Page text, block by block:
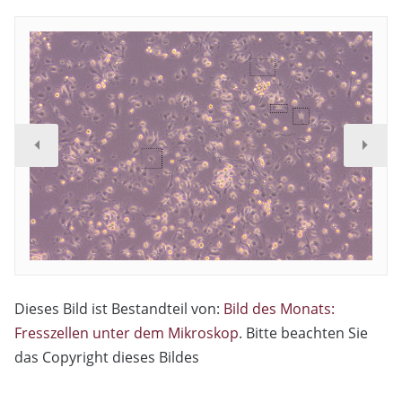
Dieses Bild ist Bestandteil von: Bild des Monats:
Fresszellen unter dem Mikroskop. Bitte beachten Sie
das Copyright dieses Bildes